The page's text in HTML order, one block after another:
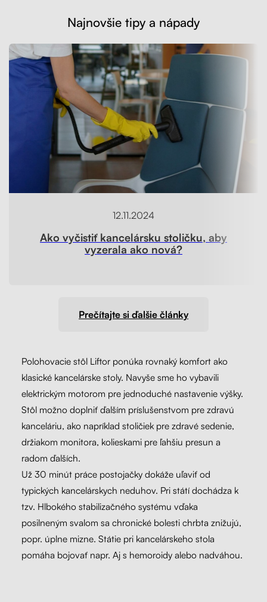
Najnovšie tipy a nápady
12.11.2024
Ako vyčistiť kancelársku stoličku, aby
vyzerala ako nová?
Prečítajte si ďalšie články
Polohovacie stôl Liftor ponúka rovnaký komfort ako
klasické kancelárske stoly. Navyše sme ho vybavili
elektrickým motorom pre jednoduché nastavenie výšky.
Stôl možno doplniť ďalším príslušenstvom pre zdravú
kanceláriu, ako napríklad stoličiek pre zdravé sedenie,
držiakom monitora, kolieskami pre ľahšiu presun a
radom ďalších.
Už 30 minút práce postojačky dokáže uľaviť od
typických kancelárskych neduhov. Pri státí dochádza k
tzv. Hlbokého stabilizačného systému vďaka
posilneným svalom sa chronické bolesti chrbta znižujú,
popr. úplne mizne. Státie pri kancelárskeho stola
pomáha bojovať napr. Aj s hemoroidy alebo nadváhou.